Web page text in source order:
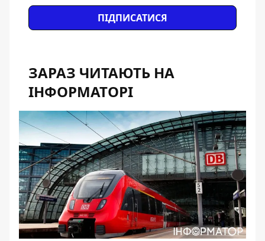
ПІДПИСАТИСЯ
ЗАРАЗ ЧИТАЮТЬ НА
ІНФОРМАТОРІ